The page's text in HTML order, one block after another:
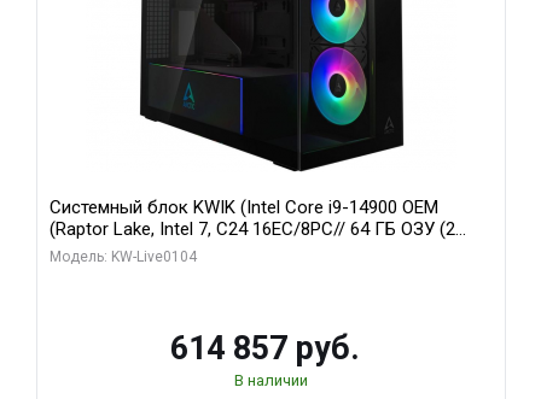
Системный блок KWIK (Intel Core i9-14900 OEM
(Raptor Lake, Intel 7, C24 16EC/8PC// 64 ГБ ОЗУ (2
модуля)/ Afox RTX4090 24GB GDDR6X 384-Bit 3xDP
Модель: KW-Live0104
614 857 руб.
В наличии